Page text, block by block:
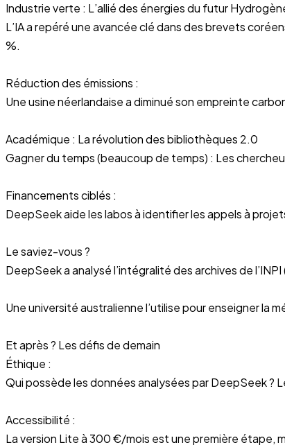
Industrie verte : L’allié des énergies du futur
L’IA a repéré une avancée clé dans des brevets
%.
Réduction des émissions :
Une usine néerlandaise a diminué son empreinte
Académique : La révolution des bibliothèques 2.0
Gagner du temps (beaucoup de temps) : Les
Financements ciblés :
DeepSeek aide les labos à identifier les appels à
Le saviez-vous ?
DeepSeek a analysé l’intégralité des archives de
Une université australienne l’utilise pour enseigner la
Et après ? Les défis de demain
Éthique :
Qui possède les données analysées par DeepSeek ?
Accessibilité :
La version Lite à 300 €/mois est une première étape,